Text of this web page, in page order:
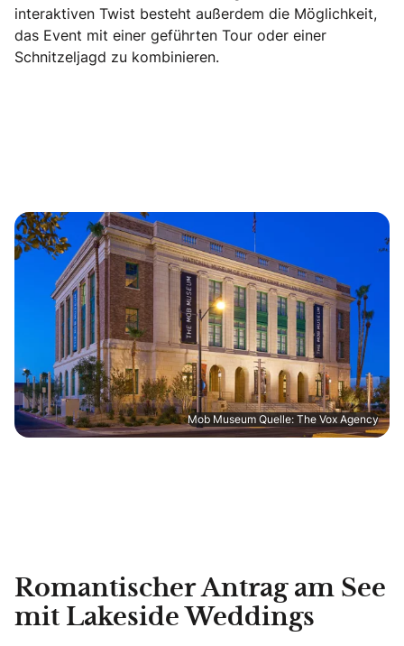
interaktiven Twist besteht außerdem die Möglichkeit,
das Event mit einer geführten Tour oder einer
Schnitzeljagd zu kombinieren.
Mob Museum Quelle: The Vox Agency
Romantischer Antrag am See
mit Lakeside Weddings